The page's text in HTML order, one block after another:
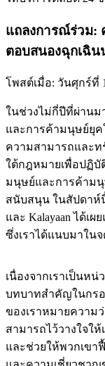
แถลงการณ์ร่วม:
ตอบสนองฉุกเฉิ
โพสต์เมื่อ: วันศุกร์ที่
ในช่วงไม่กี่ปีที่ผ่านม
และการค้ามนุษย์ยุค
ความสามารถและท
ใต้กฎหมายเพื่อปฏิบั
มนุษย์และการค้าม
สนับสนุน ในสัปดาห์
และ Kalayaan ได้
ซึ่งเราได้แนบมาใน
เนื่องจากเราเป็นห
บทบาทสำคัญในกรอ
ของเราหมายความ
สามารถไว้วางใจใ
และช่วยให้พวกเขา